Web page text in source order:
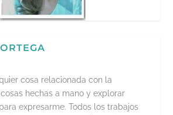
cosa relacionada con la
hechas a mano y explorar
expresarme. Todos los trabajos